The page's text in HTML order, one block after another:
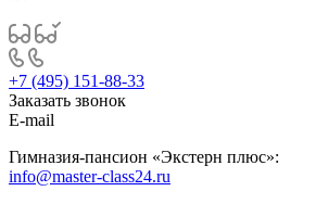
+7 (495) 151-88-33
Заказать звонок
E-mail
Гимназия-пансион «Экстерн плюс»:
info@master-class24.ru